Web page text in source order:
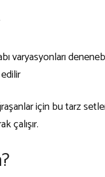
varyasyonları
için bu tarz
çalışır.